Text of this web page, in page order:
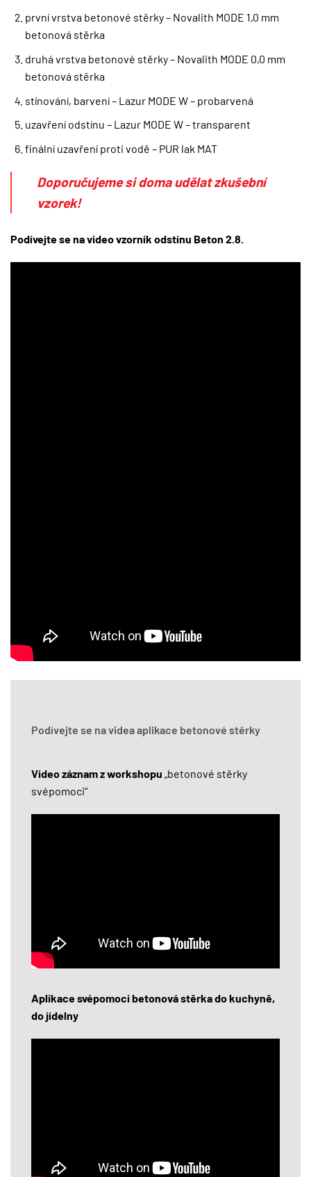
první vrstva betonové stěrky – Novalith MODE 1,0 mm
betonová stěrka
druhá vrstva betonové stěrky – Novalith MODE 0,0 mm
betonová stěrka
stínování, barvení – Lazur MODE W – probarvená
uzavření odstínu – Lazur MODE W – transparent
finální uzavření proti vodě – PUR lak MAT
Doporučujeme si doma udělat zkušební
vzorek!
Podívejte se na video vzorník odstínu Beton 2.8.
Podívejte se na videa aplikace betonové stěrky
Video záznam z workshopu „betonové stěrky
svépomoci“
Aplikace svépomoci betonová stěrka do kuchyně,
do jídelny